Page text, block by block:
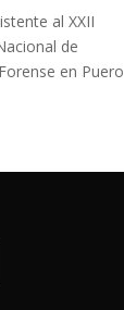
al XXII
de
en Puero